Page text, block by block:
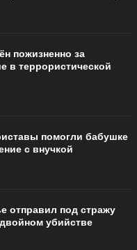
пожизненно за
в террористической
помогли бабушке
с внучкой
отправил под стражу
убийстве